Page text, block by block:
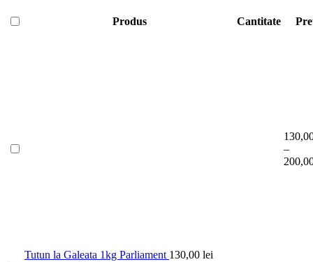
Produs Cantitate
Tutun la Galeata 1kg Parliament 130,00 lei
–